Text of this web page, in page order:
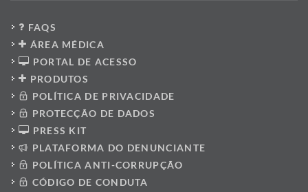
FAQS
ÁREA MÉDICA
PORTAL DE ACESSO
PRODUTOS
POLÍTICA DE PRIVACIDADE
PROTECÇÃO DE DADOS
PRESS KIT
PLATAFORMA DO DENUNCIANTE
POLÍTICA ANTI-CORRUPÇÃO
CÓDIGO DE CONDUTA